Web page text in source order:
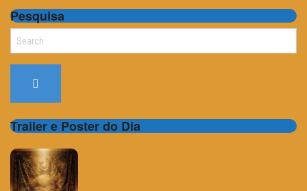
Pesquisa
Search
Trailer e Poster do Dia